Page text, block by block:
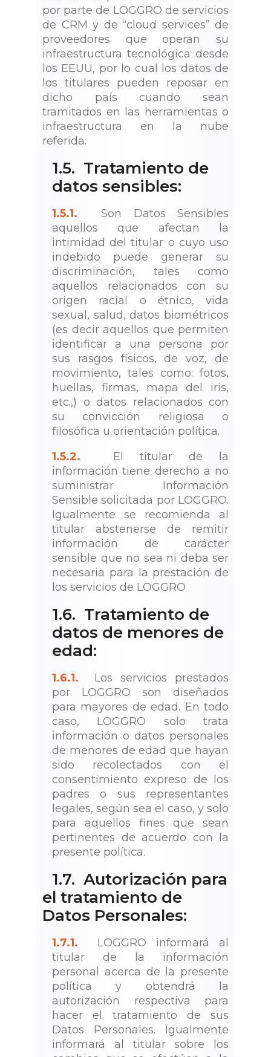
por parte de LOGGRO de servicios
de CRM y de “cloud services” de
proveedores que operan su
infraestructura tecnológica desde
los EEUU, por lo cual los datos de
los titulares pueden reposar en
dicho país cuando sean
tramitados en las herramientas o
infraestructura en la nube
referida.
1.5. Tratamiento de
datos sensibles:
1.5.1. Son Datos Sensibles
aquellos que afectan la
intimidad del titular o cuyo uso
indebido puede generar su
discriminación, tales como
aquellos relacionados con su
origen racial o étnico, vida
sexual, salud, datos biométricos
(es decir aquellos que permiten
identificar a una persona por
sus rasgos físicos, de voz, de
movimiento, tales como: fotos,
huellas, firmas, mapa del iris,
etc.,) o datos relacionados con
su convicción religiosa o
filosófica u orientación política.
1.5.2. El titular de la
información tiene derecho a no
suministrar Información
Sensible solicitada por LOGGRO.
Igualmente se recomienda al
titular abstenerse de remitir
información de carácter
sensible que no sea ni deba ser
necesaria para la prestación de
los servicios de LOGGRO
1.6. Tratamiento de
datos de menores de
edad:
1.6.1. Los servicios prestados
por LOGGRO son diseñados
para mayores de edad. En todo
caso, LOGGRO solo trata
información o datos personales
de menores de edad que hayan
sido recolectados con el
consentimiento expreso de los
padres o sus representantes
legales, según sea el caso, y solo
para aquellos fines que sean
pertinentes de acuerdo con la
presente política.
1.7. Autorización para
el tratamiento de
Datos Personales:
1.7.1. LOGGRO informará al
titular de la información
personal acerca de la presente
política y obtendrá la
autorización respectiva para
hacer el tratamiento de sus
Datos Personales. Igualmente
informará al titular sobre los